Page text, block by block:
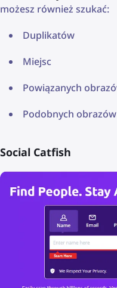
możesz również szukać:
Duplikatów
Miejsc
Powiązanych
Podobnych obrazów
Social Catfish